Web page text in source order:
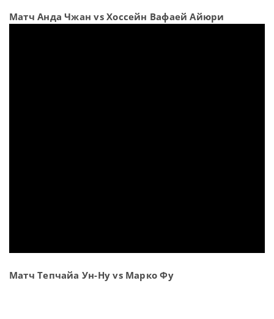
Матч Анда Чжан vs Хоссейн Вафаей Айюри
Матч Тепчайа Ун-Ну vs Марко Фу